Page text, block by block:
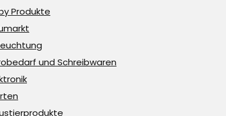
Produkte
und Schreibwaren